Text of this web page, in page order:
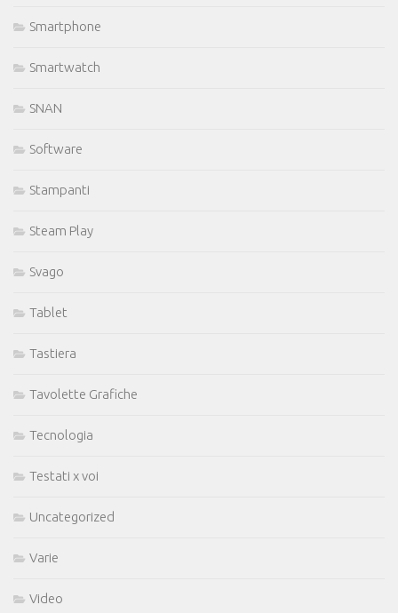
Smartphone
Smartwatch
SNAN
Software
Stampanti
Steam Play
Svago
Tablet
Tastiera
Tavolette Grafiche
Tecnologia
Testati x voi
Uncategorized
Varie
Video